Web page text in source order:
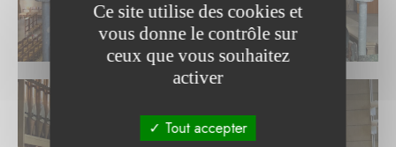
Ce site utilise des cookies et
vous donne le contrôle sur
ceux que vous souhaitez
activer
Tout accepter